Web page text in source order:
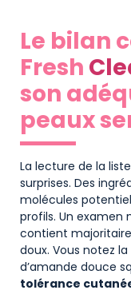
Le bilan
Fresh
son
peaux
La lecture de la
surprises. Des
molécules
profils. Un examen
contient
doux. Vous notez
d’amande douce
tolérance